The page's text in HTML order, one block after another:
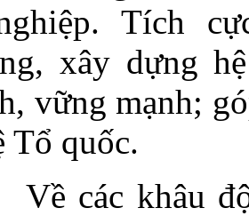
Tích
xây dựng
vững mạnh;
Tổ quốc.
khâu đột